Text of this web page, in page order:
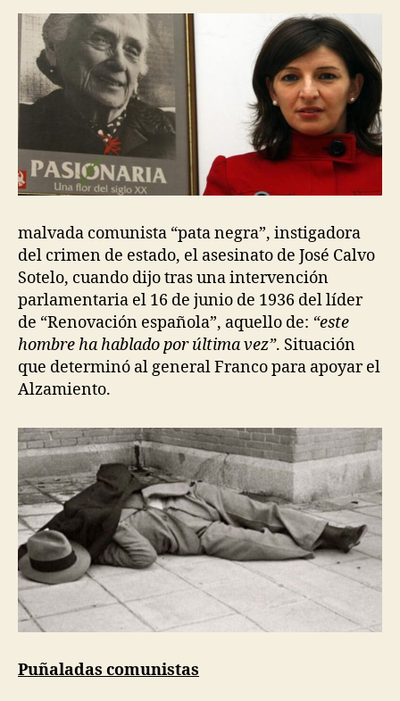
malvada comunista “pata negra”, instigadora
del crimen de estado, el asesinato de José Calvo
Sotelo, cuando dijo tras una intervención
parlamentaria el 16 de junio de 1936 del líder
de “Renovación española”, aquello de: “este
hombre ha hablado por última vez”. Situación
que determinó al general Franco para apoyar el
Alzamiento.
Puñaladas comunistas